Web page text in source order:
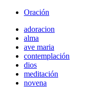
Oración
adoracion
alma
ave maria
contemplación
dios
meditación
novena